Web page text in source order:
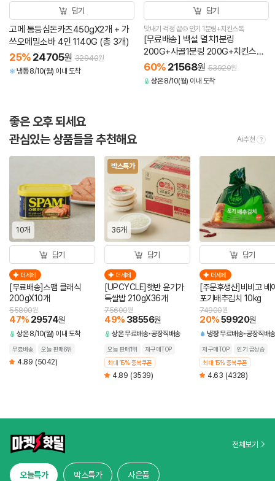
담기
고메 통등심돈카츠450gX2개 + 가
쓰오메밀소바 4인 1140G (총 3개)
25% 24705원 32940원
냉동 8/10(월) 이내 도착
담기
맛내기 걱정 끝🍲인기 1분링+치킨스톡
[무료배송] 백설 멸치1분링
200G+사골1분링 200G+치킨스톡
350GX2개(총 4개)
60% 21568원 53920원
상온 8/10(월) 이내 도착
좋은 오후 되세요
관심있는 상품들을 추천해요
Ai추천
10개
담기
더세페
[무료배송]스팸 클래식
200gX10개
47% 29574원
55800원
상온 8/10(월) 이내 도착
무료배송 오늘 판매6위
4.89 (5042)
박스특가
36개
담기
더세페
[UPCYCLE]햇반 윤기가
득쌀밥 210gX36개
49% 38556원
75600원
상온무료배송 공장직배송
오늘 판매1위
재구매TOP
최대 15% 중복쿠폰
4.89 (3539)
담기
더세페
[주문후생산]비비고 베
포기배추김치 10kg
20%59920원
74900원
냉장무료배송 공장직배송
재구매TOP
인기 급상승
최대 15% 중복쿠폰
4.63 (4328)
전체보기
오늘특가 박스특가 사은품